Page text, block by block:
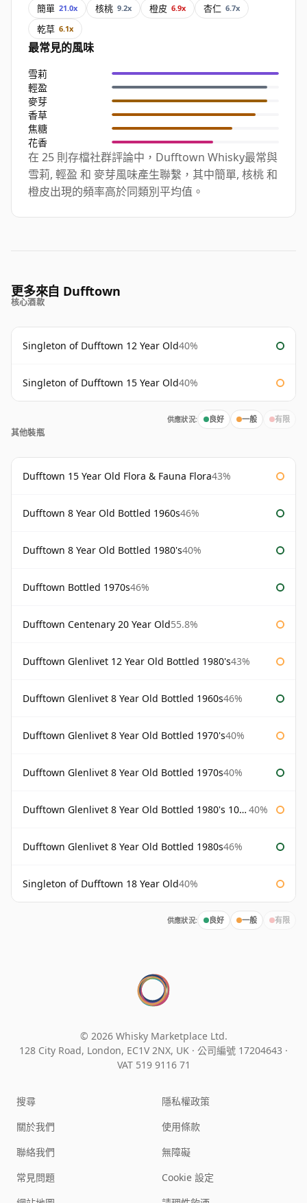
簡單 21.0x 核桃 9.2x 橙皮 6.9x 杏仁 6.7x
乾草 6.1x
最常見的風味
雪莉
輕盈
麥芽
香草
焦糖
花香
在 25 則存檔社群評論中，Dufftown Whisky最常與
雪莉, 輕盈 和 麥芽風味產生聯繫，其中簡單, 核桃 和
橙皮出現的頻率高於同類別平均值。
更多來自 Dufftown
核心酒款
Singleton of Dufftown 12 Year Old40%
Singleton of Dufftown 15 Year Old40%
供應狀況: 良好 一般 有限
其他裝瓶
Dufftown 15 Year Old Flora & Fauna Flora43%
Dufftown 8 Year Old Bottled 1960s46%
Dufftown 8 Year Old Bottled 1980's40%
Dufftown Bottled 1970s46%
Dufftown Centenary 20 Year Old55.8%
Dufftown Glenlivet 12 Year Old Bottled 1980's43%
Dufftown Glenlivet 8 Year Old Bottled 1960s46%
Dufftown Glenlivet 8 Year Old Bottled 1970's40%
Dufftown Glenlivet 8 Year Old Bottled 1970s40%
Dufftown Glenlivet 8 Year Old Bottled 1980's 100cl 40%
Dufftown Glenlivet 8 Year Old Bottled 1980s46%
Singleton of Dufftown 18 Year Old40%
供應狀況: 良好 一般 有限
© 2026 Whisky Marketplace Ltd.
128 City Road, London, EC1V 2NX, UK · 公司編號 17204643 ·
VAT 519 9116 71
搜尋
關於我們
聯絡我們
常見問題
隱私權政策
使用條款
無障礙
Cookie 設定